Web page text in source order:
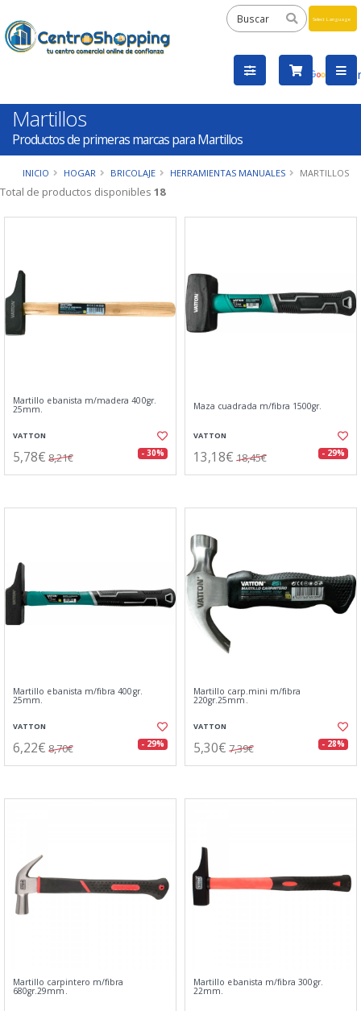
by
Martillos
Productos de primeras marcas para Martillos
INICIO HOGAR BRICOLAJE HERRAMIENTAS MANUALES MARTILLOS
Total de productos disponibles 18
Martillo ebanista m/madera 400gr.
25mm.
VATTON
5,78€ 8,21€ - 30%
Maza cuadrada m/fibra 1500gr.
VATTON
13,18€ 18,45€ - 29%
Martillo ebanista m/fibra 400gr.
25mm.
VATTON
6,22€ 8,70€ - 29%
Martillo carp.mini m/fibra
220gr.25mm.
VATTON
5,30€ 7,39€ - 28%
Martillo carpintero m/fibra
680gr.29mm.
Martillo ebanista m/fibra 300gr.
22mm.